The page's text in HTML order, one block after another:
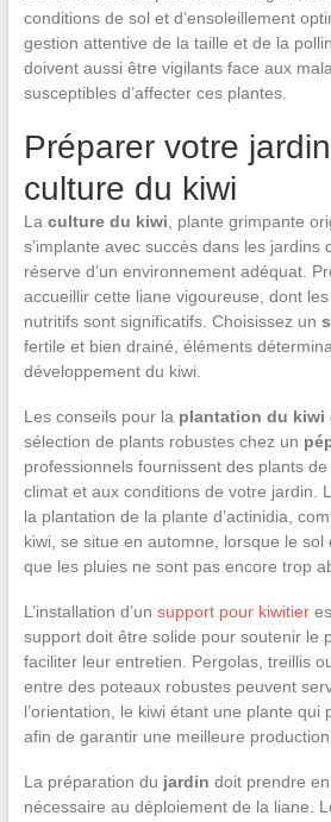
conditions de sol et d’ensoleillement
gestion attentive de la taille et de la
doivent aussi être vigilants face aux
susceptibles d’affecter ces plantes.
Préparer votre
culture du kiwi
La culture du kiwi , plante grimpante
s’implante avec succès dans les jardins
réserve d’un environnement adéquat.
accueillir cette liane vigoureuse, dont
nutritifs sont significatifs. Choisissez un
fertile et bien drainé, éléments
développement du kiwi.
Les conseils pour la plantation du kiwi
sélection de plants robustes chez un
professionnels fournissent des plants
climat et aux conditions de votre jardin.
la plantation de la plante d’actinidia,
kiwi, se situe en automne, lorsque le
que les pluies ne sont pas encore trop
L’installation d’un support pour kiwitier
support doit être solide pour soutenir le
faciliter leur entretien. Pergolas, treillis
entre des poteaux robustes peuvent
l’orientation, le kiwi étant une plante qui
afin de garantir une meilleure production
La préparation du jardin doit prendre
nécessaire au déploiement de la liane.